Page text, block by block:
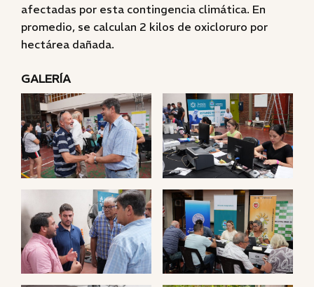
afectadas por esta contingencia climática. En
promedio, se calculan 2 kilos de oxicloruro por
hectárea dañada.
GALERÍA